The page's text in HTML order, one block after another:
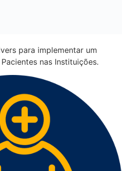
para implementar um
nas Instituições.